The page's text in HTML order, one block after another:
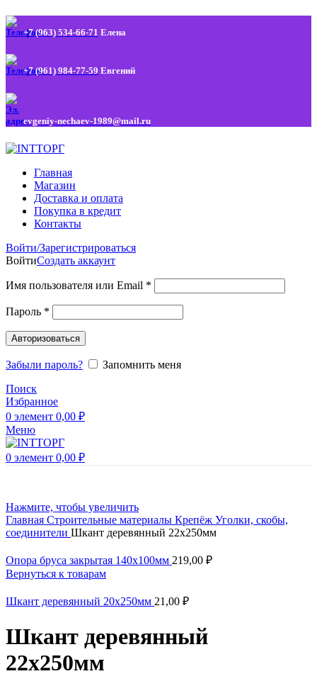
+7 (963) 534-66-71 Елена
+7 (961) 984-77-59 Евгений
evgeniy-nechaev-1989@mail.ru
Главная
Магазин
Доставка и оплата
Покупка в кредит
Контакты
Войти/Зарегистрироваться
ВойтиСоздать аккаунт
Имя пользователя или Email *
Пароль *
Авторизоваться
Забыли пароль?
Запомнить меня
Поиск
Избранное
0 элемент 0,00 ₽
Меню
0 элемент 0,00 ₽
Нажмите, чтобы увеличить
Главная Строительные материалы Крепёж Уголки, скобы,
соединители Шкант деревянный 22х250мм
Опора бруса закрытая 140х100мм 219,00 ₽
Вернуться к товарам
Шкант деревянный 20х250мм 21,00 ₽
Шкант деревянный
22х250мм